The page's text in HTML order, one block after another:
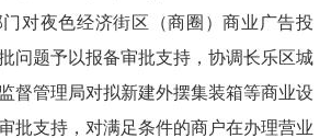
对夜色经济街区（商圈）商业广告投
问题予以报备审批支持，协调长乐区城
督管理局对拟新建外摆集装箱等商业设
批支持，对满足条件的商户在办理营业